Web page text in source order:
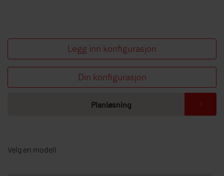
Legg inn konfigurasjon
Din konfigurasjon
Planløsning
Velg en modell
Finn en Dethleffs forhandler nær deg